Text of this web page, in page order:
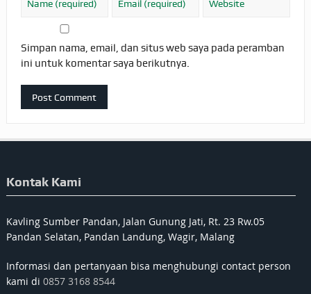
Simpan nama, email, dan situs web saya pada peramban
ini untuk komentar saya berikutnya.
Kontak Kami
Kavling Sumber Pandan, Jalan Gunung Jati, Rt. 23 Rw.05
Pandan Selatan, Pandan Landung, Wagir, Malang
Informasi dan pertanyaan bisa menghubungi contact person
kami di 0857 3168 8544